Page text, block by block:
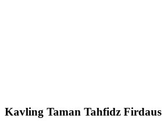
Kavling Taman Tahfidz Firdaus